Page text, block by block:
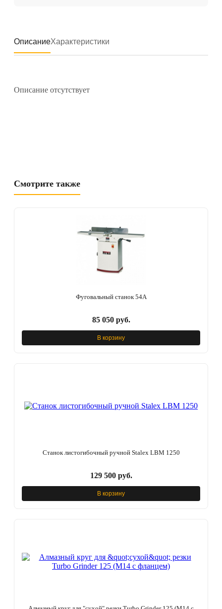
ОписаниеХарактеристики
Описание отсутствует
Смотрите также
Фуговальный станок 54A
85 050 руб.
В корзину
Станок листогибочный ручной Stalex LBM 1250
129 500 руб.
В корзину